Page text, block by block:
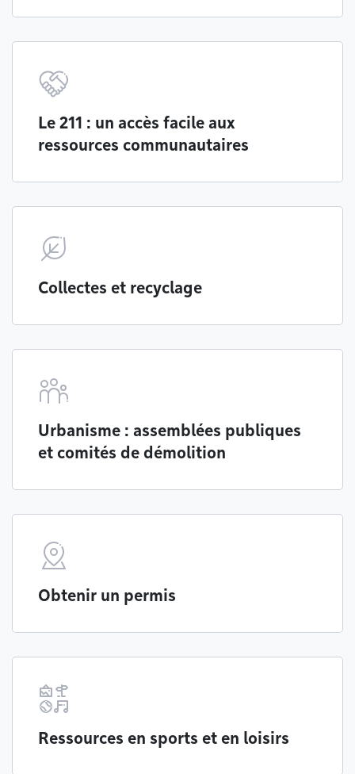
Le 211 : un accès facile aux
ressources communautaires
Collectes et recyclage
Urbanisme : assemblées publiques
et comités de démolition
Obtenir un permis
Ressources en sports et en loisirs